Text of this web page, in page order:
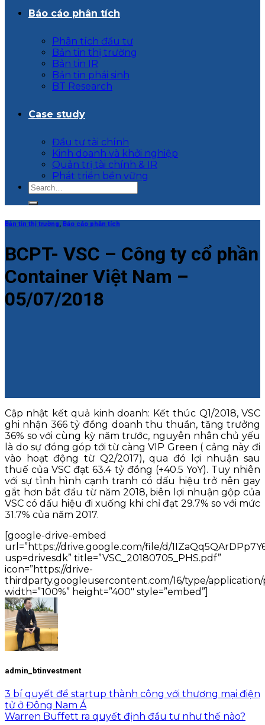
Báo cáo phân tích
Phân tích đầu tư
Bản tin thị trường
Bản tin IR
Bản tin phái sinh
BT Research
Case study
Đầu tư tài chính
Kinh doanh và khởi nghiệp
Quản trị tài chính & IR
Phát triển bền vững
Bản tin thị trường, Báo cáo phân tích
BCPT- VSC – Công ty cổ phần
Container Việt Nam –
05/07/2018
Cập nhật kết quả kinh doanh: Kết thúc Q1/2018, VSC
ghi nhận 366 tỷ đồng doanh thu thuần, tăng trưởng
36% so với cùng kỳ năm trước, nguyên nhân chủ yếu
là do sự đóng góp tới từ càng VIP Green ( cảng này đi
vào hoạt động từ Q2/2017), qua đó lợi nhuận sau
thuế của VSC đạt 63.4 tỷ đồng (+40.5 YoY). Tuy nhiên
với sự tình hình cạnh tranh có dấu hiệu trở nên gay
gắt hơn bắt đầu từ năm 2018, biên lợi nhuận gộp của
VSC có dấu hiệu đi xuống khi chỉ đạt 29.7% so với mức
31.7% của năm 2017.
[google-drive-embed
url=”https://drive.google.com/file/d/
usp=drivesdk” title=”VSC_20180705_PHS.pdf”
icon=”https://drive-
thirdparty.googleusercontent.com/16/type/application/
width=”100%” height=”400″ style=”embed”]
admin_btinvestment
3 bí quyết để startup thành công với thương mại điện
tử ở Đông Nam Á
Warren Buffett ra quyết định đầu tư như thế nào?